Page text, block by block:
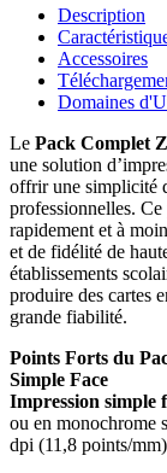
Description
Accessoires
Domaines
Le Pack Complet
une solution
offrir une simplicité
professionnelles.
rapidement et à
et de fidélité de
établissements
produire des cartes
grande fiabilité.
Points Forts du
Simple Face
Impression simple
ou en monochrome
dpi (11,8 points/